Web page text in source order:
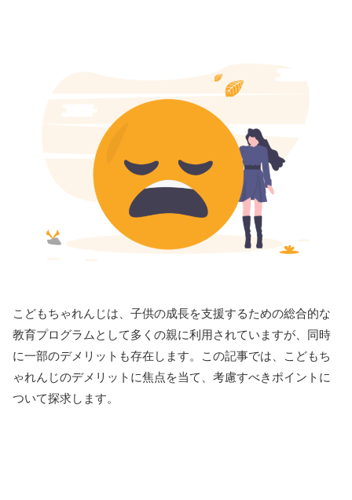
こどもちゃれんじは、子供の成長を支援するための総合的な
教育プログラムとして多くの親に利用されていますが、同時
に一部のデメリットも存在します。この記事では、こどもち
ゃれんじのデメリットに焦点を当て、考慮すべきポイントに
ついて探求します。